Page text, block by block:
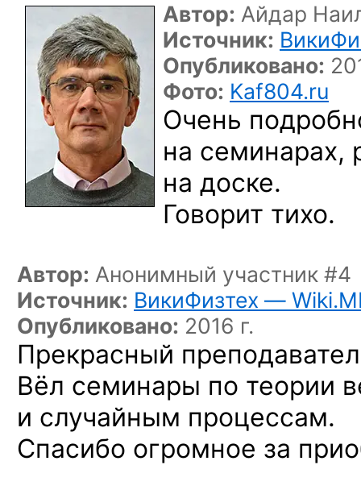
Автор: Айдар
Источник:
Опубликовано:
Фото: Kaf804.ru
Очень
на семинарах,
на доске.
Говорит тихо.
Автор: Анонимный участник #4
Источник: ВикиФизтех —
Опубликовано: 2016 г.
Прекрасный
Вёл семинары по теории
и случайным процессам.
Спасибо огромное за